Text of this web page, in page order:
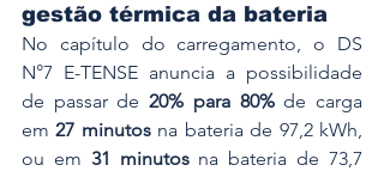
gestão térmica da bateria
No capítulo do carregamento, o DS
N°7 E-TENSE anuncia a possibilidade
de passar de 20% para 80% de carga
em 27 minutos na bateria de 97,2 kWh,
ou em 31 minutos na bateria de 73,7